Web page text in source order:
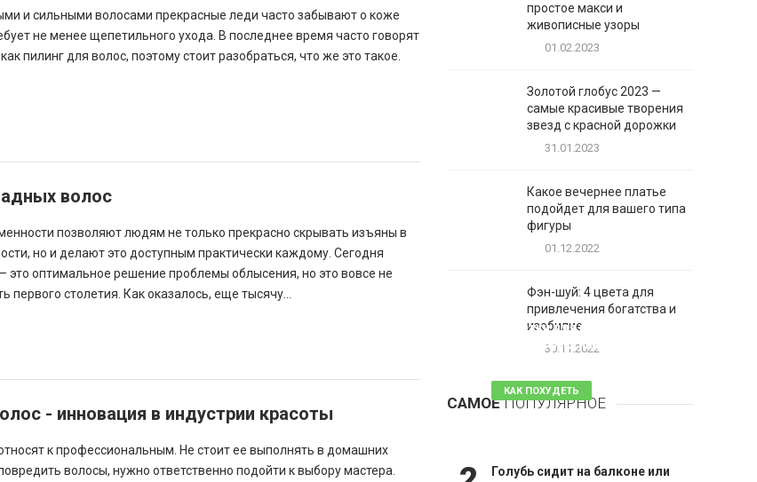
и сильными волосами прекрасные леди часто забывают о коже
не менее щепетильного ухода. В последнее время часто говорят
пилинг для волос, поэтому стоит разобраться, что же это такое.
волос
позволяют людям не только прекрасно скрывать изъяны в
но и делают это доступным практически каждому. Сегодня
это оптимальное решение проблемы облысения, но это вовсе не
первого столетия. Как оказалось, еще тысячу...
- инновация в индустрии красоты
к профессиональным. Не стоит ее выполнять в домашних
волосы, нужно ответственно подойти к выбору мастера.
простое макси и
живописные узоры
01.02.2023
Золотой глобус 2023 —
самые красивые творения
звезд с красной дорожки
31.01.2023
Какое вечернее платье
подойдет для вашего типа
фигуры
01.12.2022
Фэн-шуй: 4 цвета для
привлечения богатства и
изобилие
30.11.2022
САМОЕПОПУЛЯРНОЕ
Таблетки для похудения -
обзор эффективных и
КАК ПОХУДЕТЬ
81 комментарий
Голубь сидит на балконе или